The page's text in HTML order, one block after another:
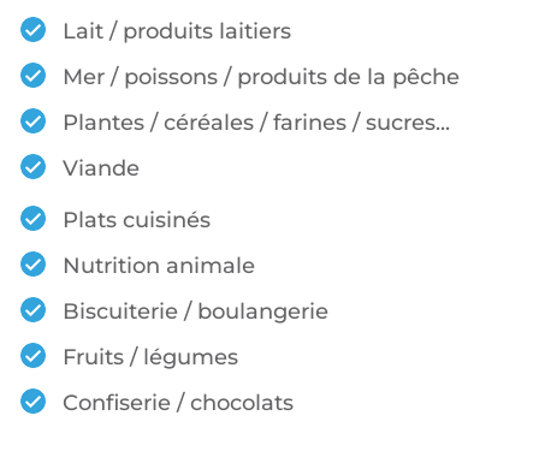
Lait / produits laitiers
Mer / poissons / produits de la pêche
Plantes / céréales / farines / sucres...
Viande
Plats cuisinés
Nutrition animale
Biscuiterie / boulangerie
Fruits / légumes
Confiserie / chocolats